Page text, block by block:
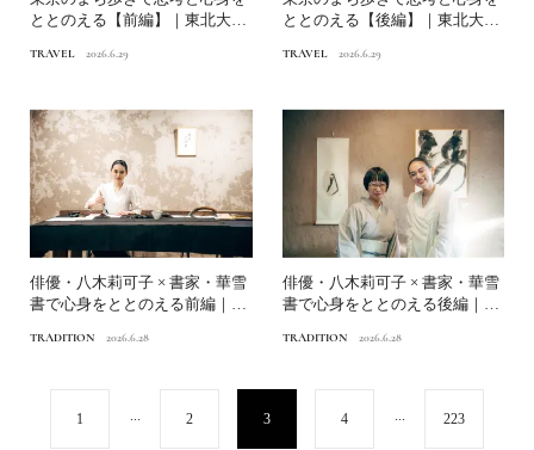
ととのえる【前編】｜東北大学
TRAVEL 2026.6.29
ととのえる【後編】｜東北大学
TRAVEL 2026.6.29
俳優・八木莉可子 × 書家・華雪
書で心身をととのえる前編｜自
TRADITION 2026.6.28
俳優・八木莉可子 × 書家・華雪
書で心身をととのえる後編｜言
TRADITION 2026.6.28
1 ... 2 3 4 ... 223